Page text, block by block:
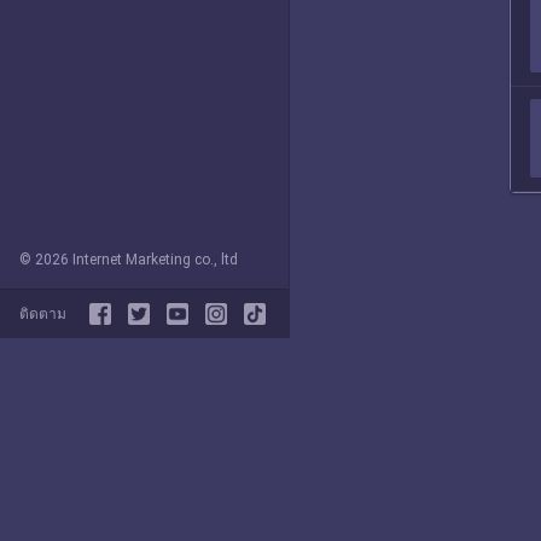
© 2026 Internet Marketing co., ltd
ติดตาม